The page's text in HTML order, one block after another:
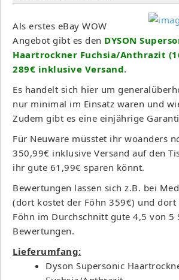
Als erstes eBay WOW
Angebot gibt es den DYSON
Haartrockner Fuchsia/Anthrazit
289€ inklusive Versand.
Es handelt sich hier um
nur minimal im Einsatz waren und
Zudem gibt es eine einjährige
Für Neuware müsstet ihr woanders
350,99€ inklusive Versand auf den
ihr gute 61,99€ sparen könnt.
Bewertungen lassen sich z.B. bei
(dort kostet der Föhn 359€) und
Föhn im Durchschnitt gute 4,5 von 5
Bewertungen.
Lieferumfang:
Dyson Supersonic